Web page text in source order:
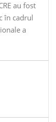
au fost
în cadrul
a